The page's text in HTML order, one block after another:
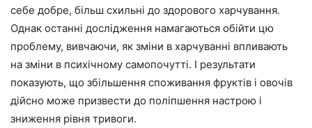
себе добре, більш схильні до здорового харчування.
Однак останні дослідження намагаються обійти цю
проблему, вивчаючи, як зміни в харчуванні впливають
на зміни в психічному самопочутті. І результати
показують, що збільшення споживання фруктів і овочів
дійсно може призвести до поліпшення настрою і
зниження рівня тривоги.